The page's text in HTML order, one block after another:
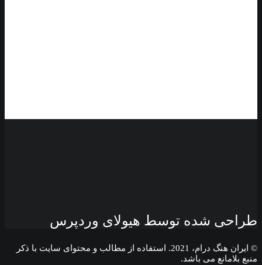
طراحی شده توسط هیولای وردپرس
© ایران هنگ درام، 2021. استفاده از مطالب و محتوای سایت با ذکر
منبع بلامانع می باشد.